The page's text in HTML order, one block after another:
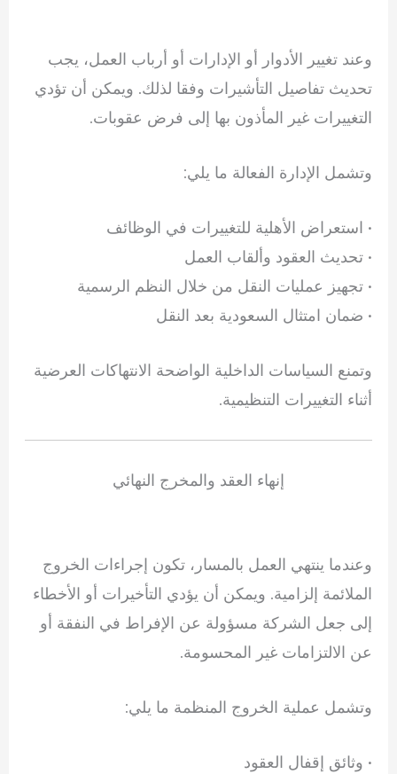
وعند تغيير الأدوار أو الإدارات أو أرباب العمل، يجب
تحديث تفاصيل التأشيرات وفقا لذلك. ويمكن أن تؤدي
التغييرات غير المأذون بها إلى فرض عقوبات.
وتشمل الإدارة الفعالة ما يلي:
• استعراض الأهلية للتغييرات في الوظائف
• تحديث العقود وألقاب العمل
• تجهيز عمليات النقل من خلال النظم الرسمية
• ضمان امتثال السعودية بعد النقل
وتمنع السياسات الداخلية الواضحة الانتهاكات العرضية
أثناء التغييرات التنظيمية.
إنهاء العقد والمخرج النهائي
وعندما ينتهي العمل بالمسار، تكون إجراءات الخروج
الملائمة إلزامية. ويمكن أن يؤدي التأخيرات أو الأخطاء
إلى جعل الشركة مسؤولة عن الإفراط في النفقة أو
عن الالتزامات غير المحسومة.
وتشمل عملية الخروج المنظمة ما يلي:
• وثائق إقفال العقود